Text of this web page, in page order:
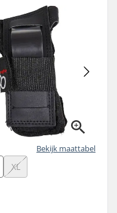
Bekijk maattabel
XL